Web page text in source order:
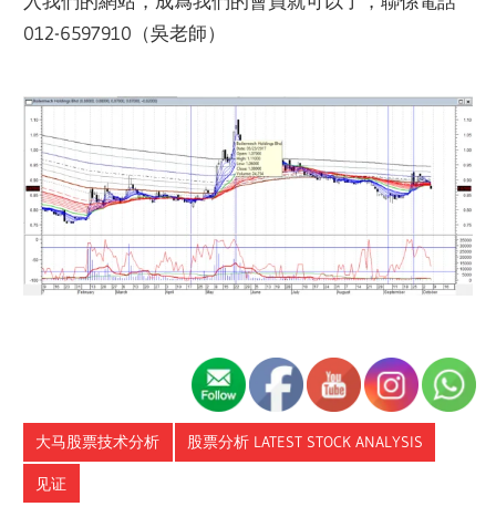
012-6597910（吳老師）
大马股票技术分析 股票分析 LATEST STOCK ANALYSIS
见证